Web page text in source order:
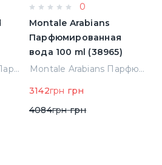
Kilian Old Fashioned Парфюмированная вода 100 ml (3700550240723)
0
Montale Arabians
Парфюмированная
вода 100 ml (38965)
Montale Arabians Парфюмированная вода 100 ml (38965)
3142грн грн
4084грнгрн